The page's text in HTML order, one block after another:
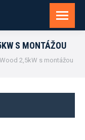
S MONTÁŽOU
2,5kW s montážou